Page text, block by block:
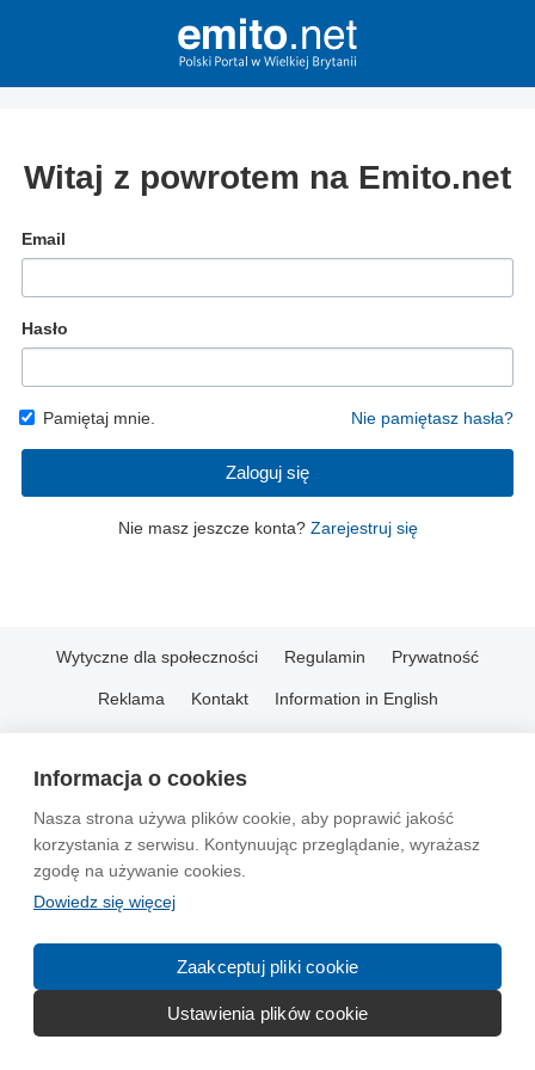
Informacja o cookies
Nasza strona używa plików cookie, aby poprawić jakość
korzystania z serwisu. Kontynuując przeglądanie, wyrażasz
zgodę na używanie cookies.
Dowiedz się więcej
Zaakceptuj pliki cookie
Ustawienia plików cookie
Witaj z powrotem na Emito.net
Email
Hasło
Pamiętaj mnie. Nie pamiętasz hasła?
Zaloguj się
Nie masz jeszcze konta? Zarejestruj się
Wytyczne dla społeczności Regulamin Prywatność
Reklama Kontakt Information in English